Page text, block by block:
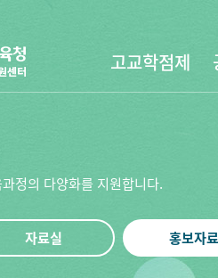
고교학점제
정의 다양화를 지원합니다.
자료실 홍보자료